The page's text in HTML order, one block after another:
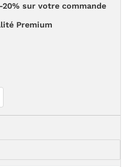
sur votre commande
Premium